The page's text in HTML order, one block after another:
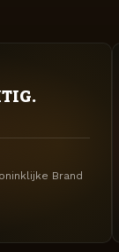
Brand